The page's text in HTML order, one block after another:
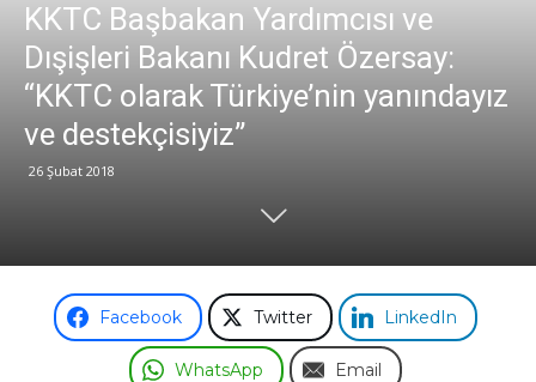
Ticaret
KKTC Başbakan Yardımcısı ve
Dışişleri Bakanı Kudret Özersay:
“KKTC olarak Türkiye’nin yanındayız
ve destekçisiyiz”
26 Şubat 2018
Facebook Twitter LinkedIn
WhatsApp Email